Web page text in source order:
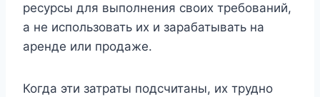
ресурсы для выполнения своих требований,
а не использовать их и зарабатывать на
аренде или продаже.
Когда эти затраты подсчитаны, их трудно